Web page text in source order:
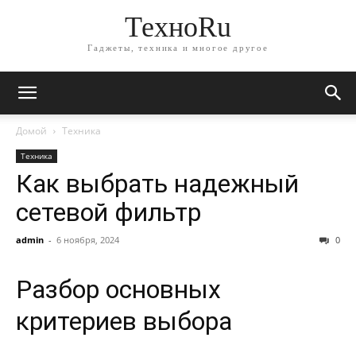
ТехноRu
Гаджеты, техника и многое другое
Домой Техника
Техника
Как выбрать надежный
сетевой фильтр
admin - 6 ноября, 2024 0
Разбор основных
критериев выбора